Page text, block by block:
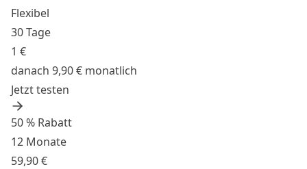
Flexibel
30 Tage
1 €
danach 9,90 € monatlich
Jetzt testen
50 % Rabatt
12 Monate
59,90 €